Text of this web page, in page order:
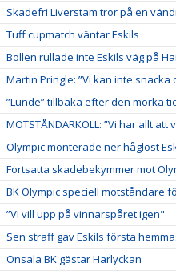
Skadefri Liverstam tror på en
Tuff cupmatch väntar Eskils
Bollen rullade inte Eskils väg på
Martin Pringle: ”Vi kan inte snacka
”Lunde” tillbaka efter den mörka
MOTSTÅNDARKOLL: ”Vi har allt att
Olympic monterade ner håglöst
Fortsatta skadebekymmer mot
BK Olympic speciell motståndare
”Vi vill upp på vinnarspåret igen"
Sen straff gav Eskils första
Onsala BK gästar Harlyckan